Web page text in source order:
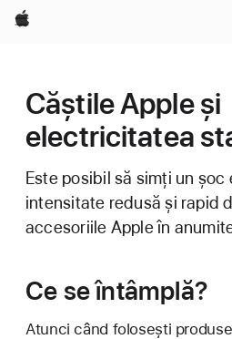
Apple
Căștile Apple și
electricitatea
Este posibil să simți un
intensitate redusă și rapid
accesoriile Apple în
Ce se întâmplă?
Atunci când folosești